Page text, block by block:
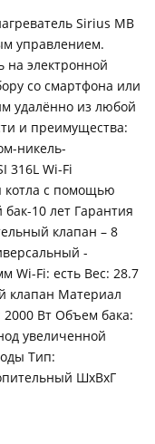
Sirius MB
управлением.
электронной
со смартфона или
удалённо из любой
и преимущества:
никель-
316L Wi-Fi
котла с помощью
10 лет Гарантия
клапан – 8
-
Wi-Fi: есть Вес: 28.7
клапан Материал
Вт Объем бака:
увеличенной
Тип:
ШxВxГ